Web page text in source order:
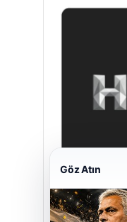
Hastaş Beton
Göz Atın